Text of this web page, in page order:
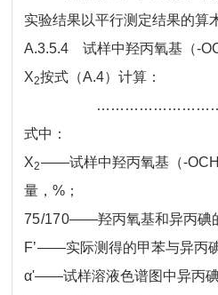
实验结果以平行测定结果的算
A.3.5.4 试样中羟丙氧基（-
X2按式（A.4）计算：
式中：
X2——试样中羟丙氧基（-
量，%；
75/170——羟丙氧基和异丙碘
F’——实际测得的甲苯与异丙
α'——试样溶液色谱图中异丙碘